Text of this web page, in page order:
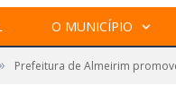
O MUNICÍPIO
Prefeitura de Almeirim